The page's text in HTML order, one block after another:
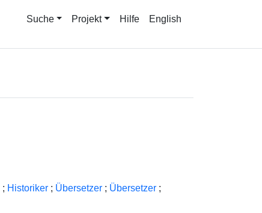
Suche Projekt Hilfe English
; Historiker ; Übersetzer ; Übersetzer ;